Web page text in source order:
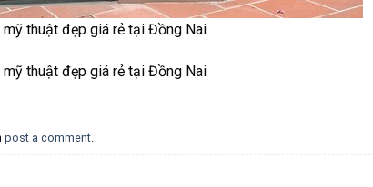
thuật đẹp giá rẻ tại Đồng Nai
thuật đẹp giá rẻ tại Đồng Nai
post a comment